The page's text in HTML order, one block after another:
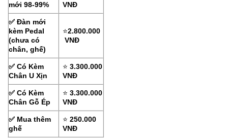
mới 98-99% VNĐ
✅ Đàn mới
kèm Pedal
(chưa có
chân, ghế)
⭐2.800.000
VNĐ
✅ Có Kèm
Chân U Xịn
⭐3.300.000
VNĐ
✅ Có Kèm
Chân Gỗ Ép
⭐3.300.000
VNĐ
✅ Mua thêm
ghế
⭐250.000
VNĐ